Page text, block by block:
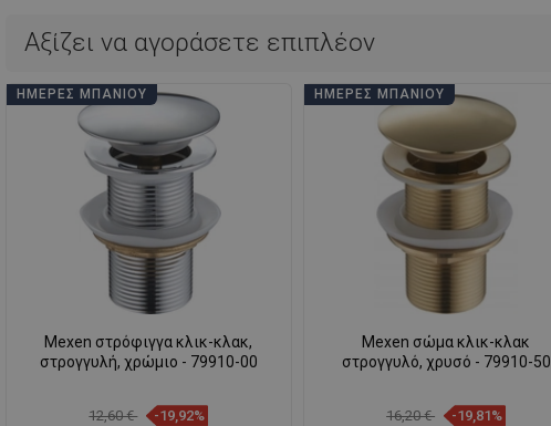
Αξίζει να αγοράσετε επιπλέον
ΗΜΈΡΕΣ ΜΠΆΝΙΟΥ
Mexen στρόφιγγα κλικ-κλακ,
στρογγυλή, χρώμιο - 79910-00
12,60 € -19,92%
ΗΜΈΡΕΣ ΜΠΆΝΙΟΥ
Mexen σώμα κλικ-κλακ
στρογγυλό, χρυσό - 79910-50
16,20 € -19,81%